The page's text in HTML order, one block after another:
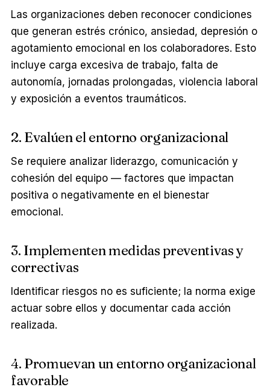
Las organizaciones deben reconocer condiciones
que generan estrés crónico, ansiedad, depresión o
agotamiento emocional en los colaboradores. Esto
incluye carga excesiva de trabajo, falta de
autonomía, jornadas prolongadas, violencia laboral
y exposición a eventos traumáticos.
2. Evalúen el entorno organizacional
Se requiere analizar liderazgo, comunicación y
cohesión del equipo — factores que impactan
positiva o negativamente en el bienestar
emocional.
3. Implementen medidas preventivas y
correctivas
Identificar riesgos no es suficiente; la norma exige
actuar sobre ellos y documentar cada acción
realizada.
4. Promuevan un entorno organizacional
favorable